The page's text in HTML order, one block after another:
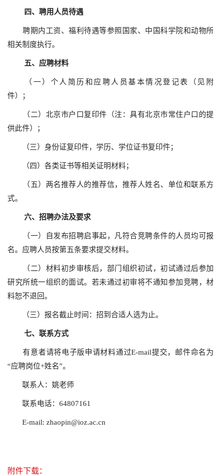
四、聘用人员待遇
聘期内工资、福利待遇等参照国家、中国科学院和动物所
相关制度执行。
五、应聘材料
（一）个人简历和应聘人员基本情况登记表（见附
件）；
（二）北京市户口复印件（注：具有北京市常住户口的提
供此件）；
（三）身份证复印件，学历、学位证书复印件；
（四）各类证书等相关证明材料；
（五）两名推荐人的推荐信，推荐人姓名、单位和联系方
式。
六、招聘办法及要求
（一）自发布招聘启事起，凡符合竞聘条件的人员均可报
名。应聘人员按第五条要求提交材料。
（二）材料初步审核后，部门组织初试，初试通过后参加
研究所统一组织的面试。若未通过初审将不通知参加竞聘，材
料恕不退回。
（三）报名截止时间：招到合适人选为止。
七、联系方式
有意者请将电子版申请材料通过E-mail提交，邮件命名为
“应聘岗位+姓名”。
联系人：姚老师
联系电话：64807161
E-mail: zhaopin@ioz.ac.cn
附件下载：